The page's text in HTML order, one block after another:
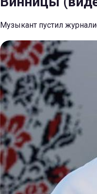
Музыкант пустил